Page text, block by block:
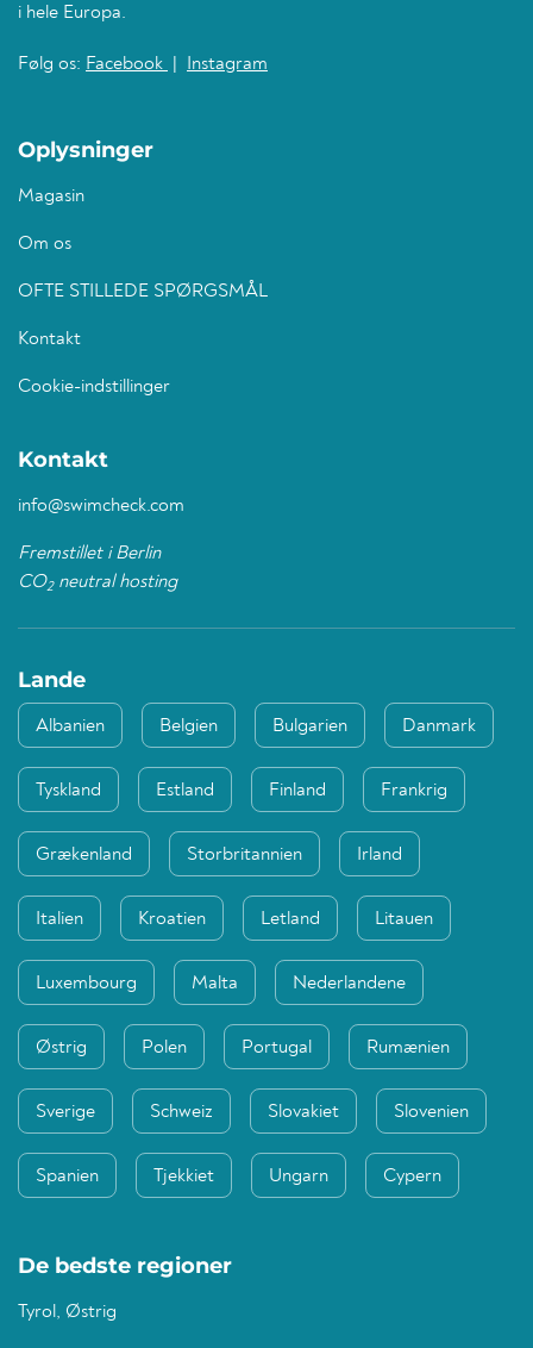
i hele Europa.
Følg os: Facebook Instagram
Oplysninger
Magasin
Om os
OFTE STILLEDE SPØRGSMÅL
Kontakt
Cookie-indstillinger
Kontakt
info@swimcheck.com
Fremstillet i Berlin
CO2neutral hosting
Lande
Albanien Belgien Bulgarien Danmark
Tyskland Estland Finland Frankrig
Grækenland Storbritannien Irland
Italien Kroatien Letland Litauen
Luxembourg Malta Nederlandene
Østrig Polen Portugal Rumænien
Sverige Schweiz Slovakiet Slovenien
Spanien Tjekkiet Ungarn Cypern
De bedste regioner
Tyrol, Østrig